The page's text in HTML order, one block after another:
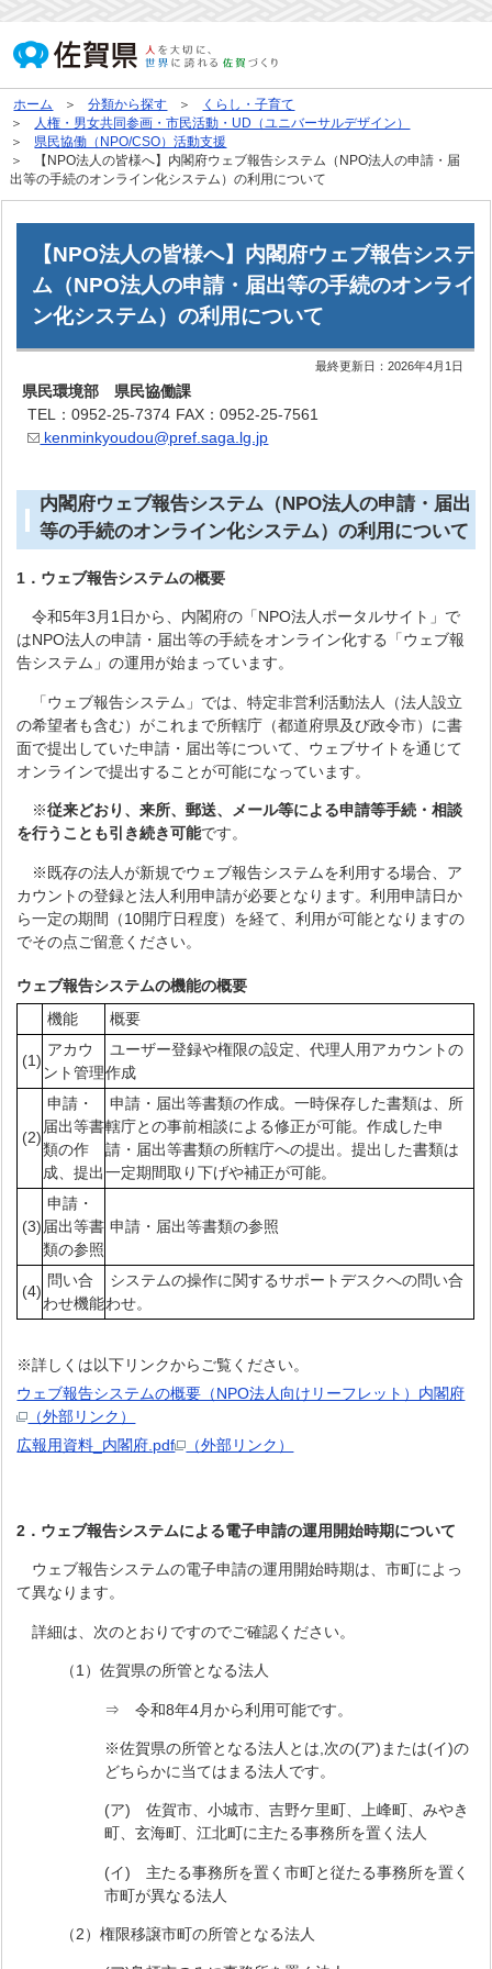
ホーム 分類から探す
くらし・子育て
人権・男女共同参画・市民活動・UD（ユニバーサルデザイン）
県民協働（NPO/CSO）活動支援
【NPO法人の皆様へ】内閣府ウェブ報告システム（NPO法人の申請・届
出等の手続のオンライン化システム）の利用について
【NPO法人の皆様へ】内閣府ウェブ報告システ
ム（NPO法人の申請・届出等の手続のオンライ
ン化システム）の利用について
最終更新日：2026年4月1日
県民環境部 県民協働課
TEL：0952-25-7374 FAX：0952-25-7561
kenminkyoudou@pref.saga.lg.jp
内閣府ウェブ報告システム（NPO法人の申請・届出
等の手続のオンライン化システム）の利用について
1．ウェブ報告システムの概要
令和5年3月1日から、内閣府の「NPO法人ポータルサイト」で
はNPO法人の申請・届出等の手続をオンライン化する「ウェブ報
告システム」の運用が始まっています。
「ウェブ報告システム」では、特定非営利活動法人（法人設立
の希望者も含む）がこれまで所轄庁（都道府県及び政令市）に書
面で提出していた申請・届出等について、ウェブサイトを通じて
オンラインで提出することが可能になっています。
※従来どおり、来所、郵送、メール等による申請等手続・相談
を行うことも引き続き可能です。
※既存の法人が新規でウェブ報告システムを利用する場合、ア
カウントの登録と法人利用申請が必要となります。利用申請日か
ら一定の期間（10開庁日程度）を経て、利用が可能となりますの
でその点ご留意ください。
ウェブ報告システムの機能の概要
機能
概要
(1)
アカウ
ント管理
ユーザー登録や権限の設定、代理人用アカウントの
作成
(2)
申請・
届出等書
類の作
成、提出
申請・届出等書類の作成。一時保存した書類は、所
轄庁との事前相談による修正が可能。作成した申
請・届出等書類の所轄庁への提出。提出した書類は
一定期間取り下げや補正が可能。
(3)
申請・
届出等書
類の参照
申請・届出等書類の参照
(4)
問い合
わせ機能
システムの操作に関するサポートデスクへの問い合
わせ。
※詳しくは以下リンクからご覧ください。
ウェブ報告システムの概要（NPO法人向けリーフレット）内閣府
（外部リンク）
広報用資料_内閣府.pdf
（外部リンク）
2．ウェブ報告システムによる電子申請の運用開始時期について
ウェブ報告システムの電子申請の運用開始時期は、市町によっ
て異なります。
詳細は、次のとおりですのでご確認ください。
（1）佐賀県の所管となる法人
⇒ 令和8年4月から利用可能です。
※佐賀県の所管となる法人とは,次の(ア)または(イ)の
どちらかに当てはまる法人です。
(ア) 佐賀市、小城市、吉野ケ里町、上峰町、みやき
町、玄海町、江北町に主たる事務所を置く法人
(イ) 主たる事務所を置く市町と従たる事務所を置く
市町が異なる法人
（2）権限移譲市町の所管となる法人